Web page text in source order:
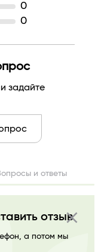
0
0
задайте
и ответы
close
отзыв
а потом мы